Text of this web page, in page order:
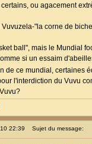
ou agacement
Vuvuzela-"la corne de
ball", mais le Mundial
si un essaim
de ce mundial, certaines
l'interdiction du Vuvu
22:39 Sujet du message: